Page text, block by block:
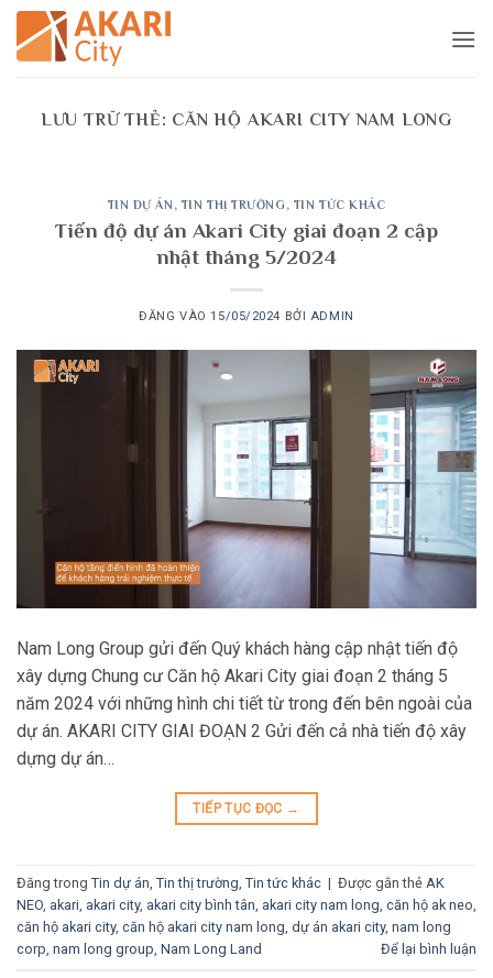
Bỏ
qua
nội
LƯU TRỮ THẺ: CĂN HỘ AKARI CITY NAM LONG
TIN DỰ ÁN , TIN THỊ TRƯỜNG, TIN TỨC KHÁC
Tiến độ dự án Akari City giai đoạn 2 cập
nhật tháng 5/2024
ĐĂNG VÀO15/05/2024 BỞI ADMIN
Nam Long Group gửi đến Quý khách hàng cập nhật tiến độ
xây dựng Chung cư Căn hộ Akari City giai đoạn 2 tháng 5
năm 2024 với những hình chi tiết từ trong đến bên ngoài của
dự án. AKARI CITY GIAI ĐOẠN 2 Gửi đến cả nhà tiến độ xây
dựng dự án…
TIẾP TỤC ĐỌC →
Đăng trong Tin dự án, Tin thị trường, Tin tức khác | Được gắn thẻ AK
NEO, akari, akari city, akari city bình tân, akari city nam long, căn hộ ak neo,
căn hộ akari city, căn hộ akari city nam long, dự án akari city, nam long
corp, nam long group, Nam Long Land Để lại bình luận